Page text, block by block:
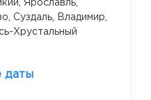
Ярославль,
Суздаль,
Владимир,
Хрустальный
даты